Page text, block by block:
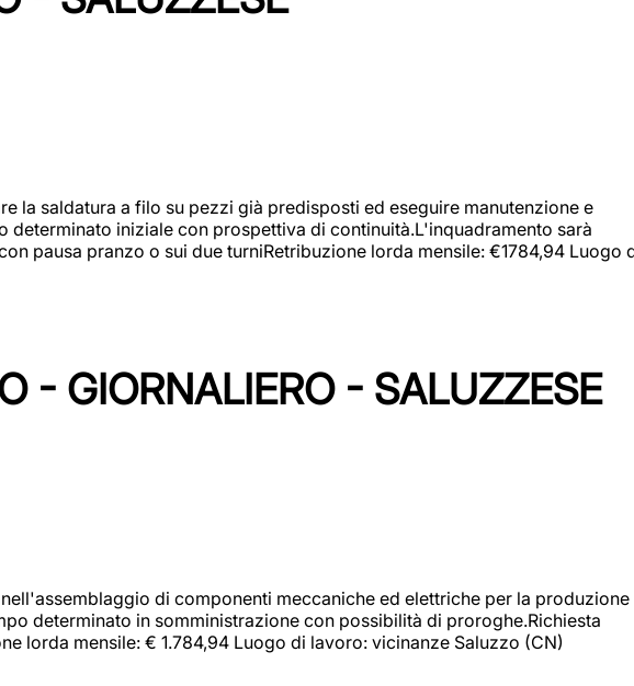
la saldatura a filo su pezzi già predisposti ed eseguire manutenzione e
iniziale con prospettiva di continuità.L'inquadramento sarà
pausa pranzo o sui due turniRetribuzione lorda mensile: €1784,94 Luogo
- GIORNALIERO - SALUZZESE
di componenti meccaniche ed elettriche per la produzione
determinato in somministrazione con possibilità di proroghe.Richiesta
lorda mensile: € 1.784,94 Luogo di lavoro: vicinanze Saluzzo (CN)